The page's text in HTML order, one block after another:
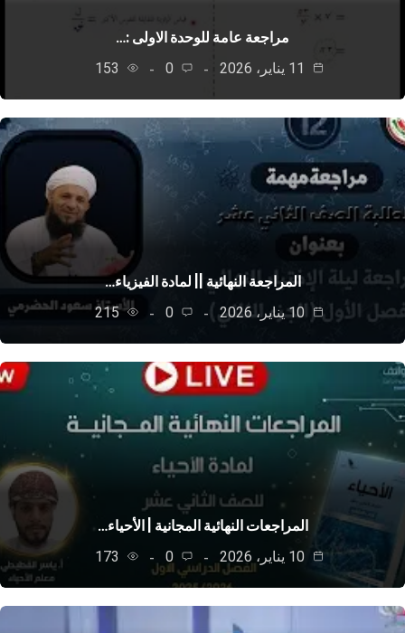
مراجعة عامة للوحدة الاولى :…
0
153
المراجعة النهائية || لمادة الفيزياء…
0
215
المراجعات النهائية المجانية | الأحياء…
10 يناير، 2026
0
173